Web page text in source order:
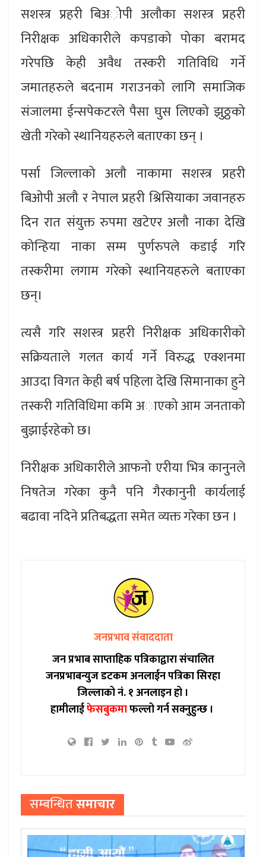
सशस्त्र प्रहरी बिअोपी अलौका सशस्त्र प्रहरी
निरीक्षक अधिकारीले कपडाको पोका बरामद
गरेपछि केही अवैध तस्करी गतिविधि गर्ने
जमातहरुले बदनाम गराउनको लागि समाजिक
संजालमा ईन्सपेकटरले पैसा घुस लिएको झुठ्ठको
खेती गरेको स्थानियहरुले बताएका छन् ।
पर्सा जिल्लाको अलौ नाकामा सशस्त्र प्रहरी
बिओपी अलौ र नेपाल प्रहरी श्रिसियाका जवानहरु
दिन रात संयुक्त रुपमा खटेएर अलौ नाका देखि
कोन्हिया नाका सम्म पुर्णरुपले कडाई गरि
तस्करीमा लगाम गरेको स्थानियहरुले बताएका
छन्।
त्यसै गरि सशस्त्र प्रहरी निरीक्षक अधिकारीको
सक्रियताले गलत कार्य गर्ने विरुद्ध एक्शनमा
आउदा विगत केही बर्ष पहिला देखि सिमानाका हुने
तस्करी गतिविधिमा कमि अाएको आम जनताको
बुझाईरहेको छ।
निरीक्षक अधिकारीले आफनो एरीया भित्र कानुनले
निषतेज गरेका कुनै पनि गैरकानुनी कार्यलाई
बढावा नदिने प्रतिबद्धता समेत व्यक्त गरेका छन ।
जनप्रभाव संवाददाता
जन प्रभाब साप्ताहिक पत्रिकाद्वारा संचालित
जनप्रभाबन्युज डटकम अनलाईन पत्रिका सिरहा
जिल्लाको नं. १ अनलाइन हो ।
हामीलाईफेसबुकमाफल्लो गर्न सक्नुहुन्छ ।
सम्बन्धितसमाचार